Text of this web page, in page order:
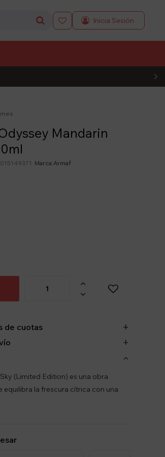

Mandarin
Armaf


de cuotas
(Limited Edition) es una obra
equilibra la frescura cítrica con una